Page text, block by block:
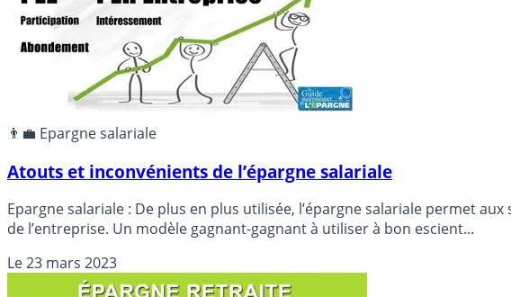
👨‍💼 Epargne salariale
Atouts et inconvénients de l’épargne salariale
Epargne salariale : De plus en plus utilisée, l’épargne salariale permet
de l’entreprise. Un modèle gagnant-gagnant à utiliser à bon escient...
Le23 mars 2023